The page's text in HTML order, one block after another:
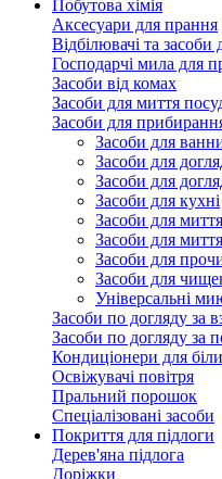
Побутова хімія
Аксесуари для прання
Відбілювачі та
Господарчі мила для
Засоби від комах
Засоби для миття
Засоби для
Засоби для
Засоби для
Засоби для
Засоби для кухні
Засоби для
Засоби для
Засоби для
Засоби для
Універсальні
Засоби по догляду за
Засоби по догляду за
Кондиціонери для
Освіжувачі повітря
Пральний порошок
Спеціалізовані засоби
Покриття для підлоги
Дерев'яна підлога
Доріжки